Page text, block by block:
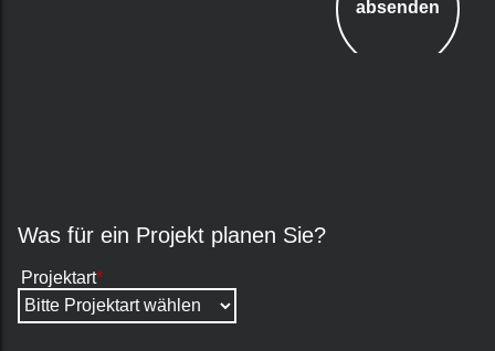
Was für ein Projekt planen Sie?
Projektart*